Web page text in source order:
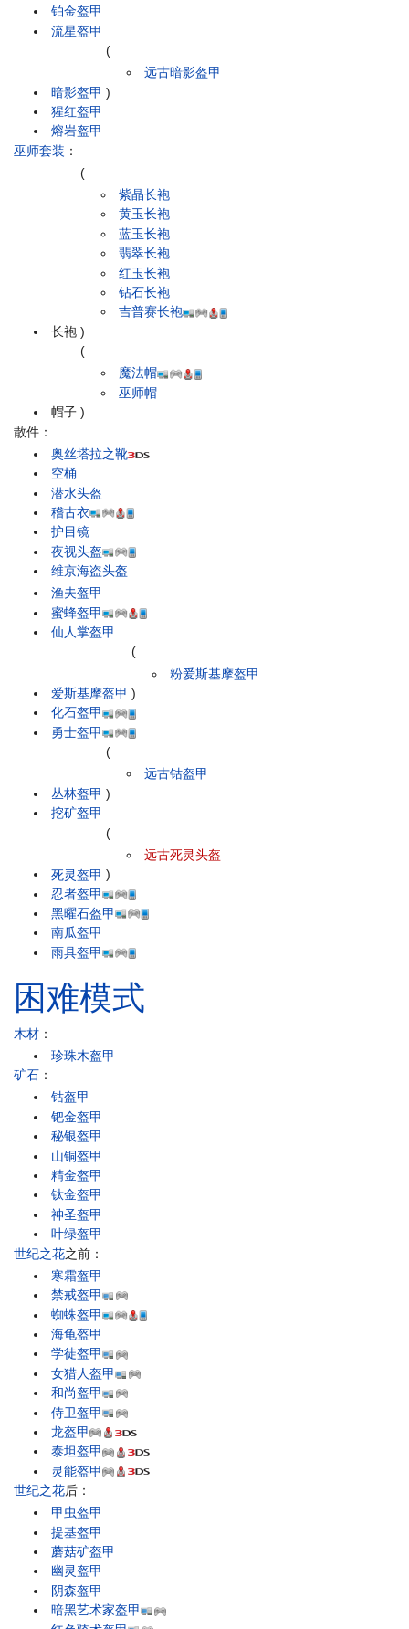
铂金盔甲
流星盔甲
暗影盔甲
(
远古暗影盔甲
)
猩红盔甲
熔岩盔甲
巫师套装 ：
长袍
(
紫晶长袍
黄玉长袍
蓝玉长袍
翡翠长袍
红玉长袍
钻石长袍
吉普赛长袍
)
帽子
(
魔法帽
巫师帽
)
散件：
奥丝塔拉之靴
空桶
潜水头盔
稽古衣
护目镜
夜视头盔
维京海盗头盔
渔夫盔甲
蜜蜂盔甲
仙人掌盔甲
爱斯基摩盔甲
(
粉爱斯基摩盔甲
)
化石盔甲
勇士盔甲
丛林盔甲
(
远古钴盔甲
)
挖矿盔甲
死灵盔甲
(
远古死灵头盔
)
忍者盔甲
黑曜石盔甲
南瓜盔甲
雨具盔甲
困难模式
木材 ：
珍珠木盔甲
矿石 ：
钴盔甲
钯金盔甲
秘银盔甲
山铜盔甲
精金盔甲
钛金盔甲
神圣盔甲
叶绿盔甲
世纪之花之前：
寒霜盔甲
禁戒盔甲
蜘蛛盔甲
海龟盔甲
学徒盔甲
女猎人盔甲
和尚盔甲
侍卫盔甲
龙盔甲
泰坦盔甲
灵能盔甲
世纪之花后：
甲虫盔甲
提基盔甲
蘑菇矿盔甲
幽灵盔甲
阴森盔甲
暗黑艺术家盔甲